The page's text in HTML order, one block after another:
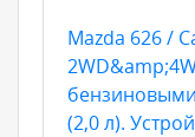
Mazda 626 /
бензиновыми
(2,0 л).